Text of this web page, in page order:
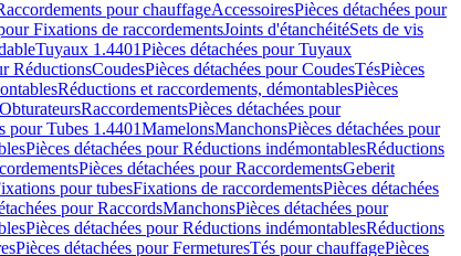
pour chauffageAccessoiresPièces détachées pour
Fixations de raccordementsJoints d'étanchéitéSets de vis
Tuyaux 1.4401Pièces détachées pour Tuyaux
RéductionsCoudesPièces détachées pour CoudesTésPièces
Réductions et raccordements, démontablesPièces
RaccordementsPièces détachées pour
pour Tubes 1.4401MamelonsManchonsPièces détachées pour
Pièces détachées pour Réductions indémontablesRéductions
Pièces détachées pour RaccordementsGeberit
pour tubesFixations de raccordementsPièces détachées
pour RaccordsManchonsPièces détachées pour
Pièces détachées pour Réductions indémontablesRéductions
Pièces détachées pour FermeturesTés pour chauffagePièces